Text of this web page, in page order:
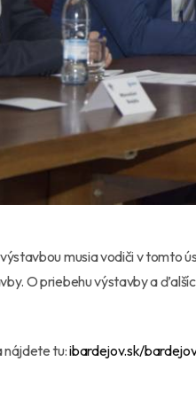
musia vodiči v
O priebehu výstavby a
nájdete tu:ibardejov.sk/